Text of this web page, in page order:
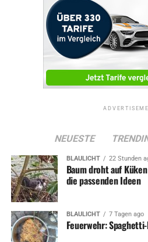
NEUESTE
BLAULICHT 22 Stunden
Baum droht auf
die passenden Ideen
BLAULICHT 7 Tagen ago
Feuerwehr: